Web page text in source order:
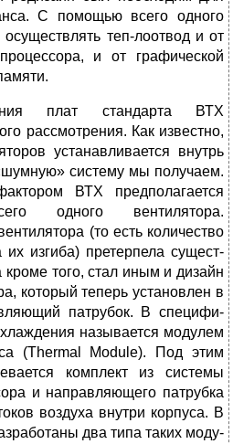
С помощью всего одного
осуществлять теп-лоотвод и от
и от графической
плат стандарта ВТХ
рассмотрения. Как известно,
устанавливается внутрь
систему мы получаем.
ВТХ предпо­лагается
одного вентилятора.
(то есть количество
их изгиба) претерпела сущест­
того, стал иным и дизайн
который теперь установлен в
патрубок. В специфи­
называется модулем
(Thermal Module). Под этим
комплект из системы
и направляющего патрубка
воздуха внутри корпуса. В
два типа таких моду­